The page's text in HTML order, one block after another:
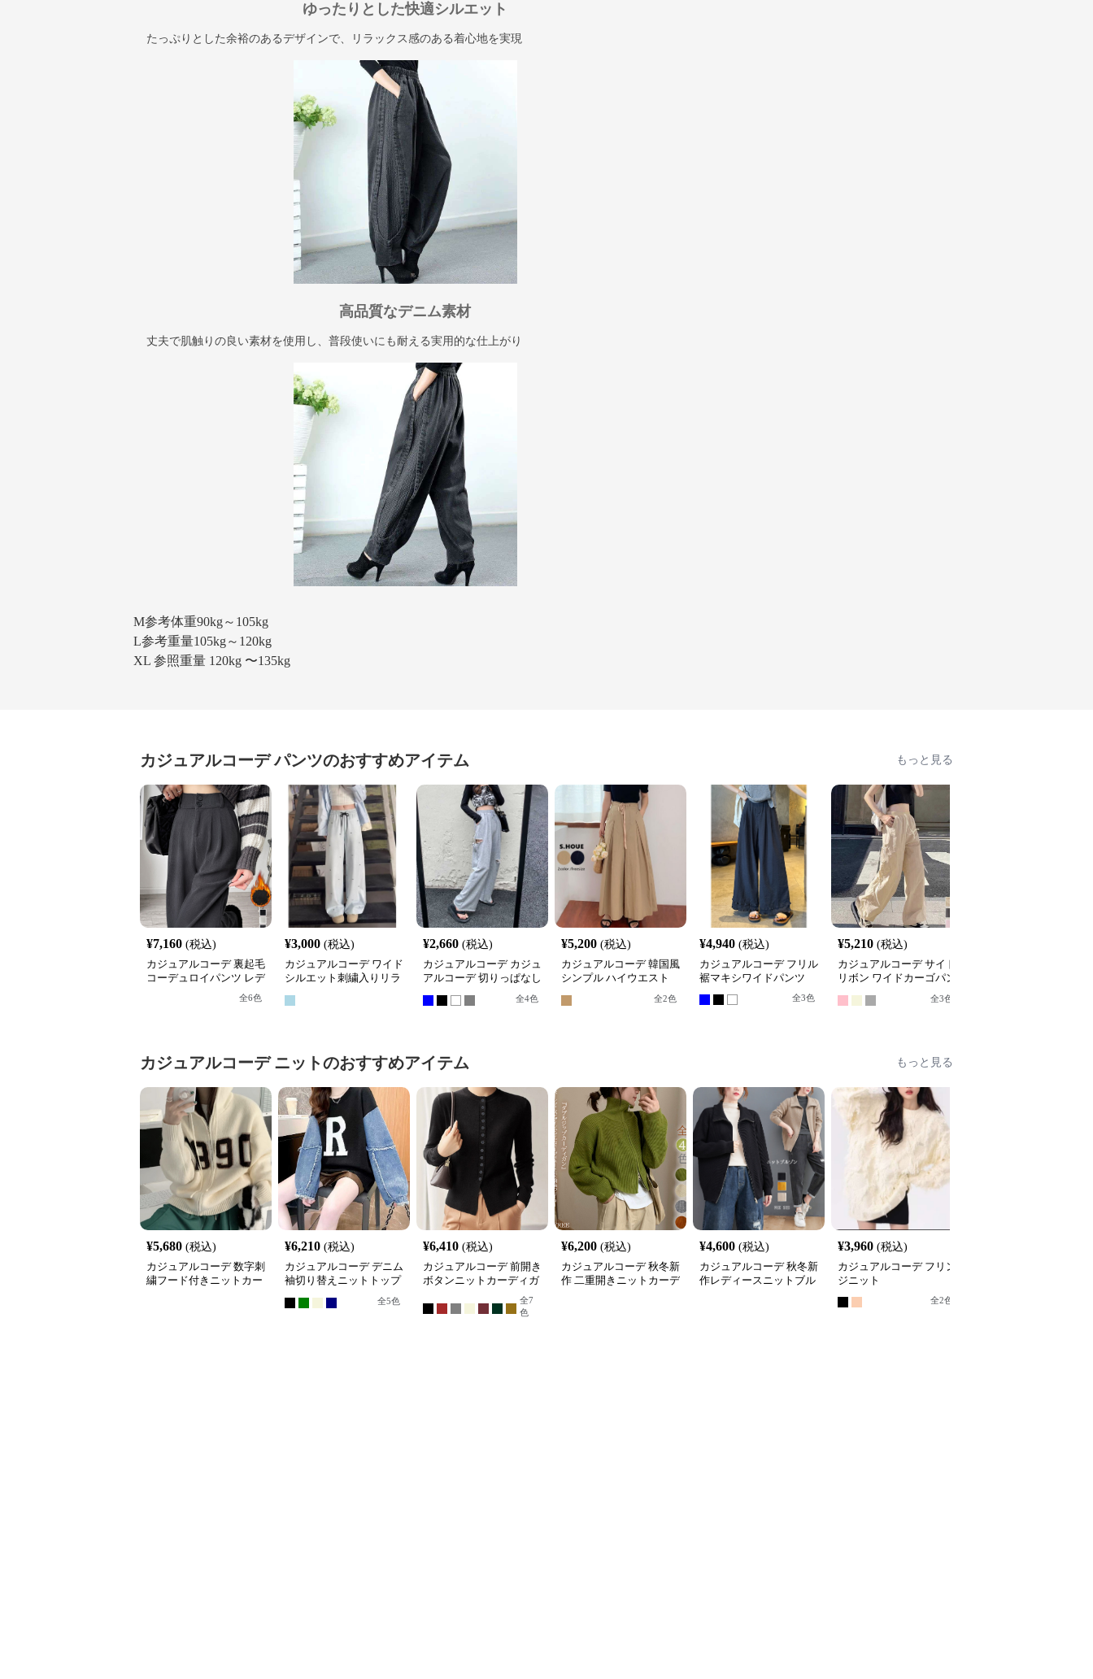
ゆったりとした快適シルエット
たっぷりとした余裕のあるデザインで、リラックス感のある着心地を実現
高品質なデニム素材
丈夫で肌触りの良い素材を使用し、普段使いにも耐える実用的な仕上がり
M参考体重90kg～105kg
L参考重量105kg～120kg
XL 参照重量 120kg 〜135kg
カジュアルコーデ パンツのおすすめアイテム もっと見る
¥7,160 (税込)
カジュアルコーデ 裏起毛
コーデュロイパンツ レデ
全6色
¥3,000 (税込)
カジュアルコーデ ワイド
シルエット刺繍入りリラ
¥2,660 (税込)
カジュアルコーデ カジュ
アルコーデ 切りっぱなし
ワイドスウェットパンツ
全4色
¥5,200 (税込)
カジュアルコーデ 韓国風
シンプル ハイウエスト
全2色
¥4,940 (税込)
カジュアルコーデ フリル
裾マキシワイドパンツ
全3色
¥5,210 (税込)
カジュアルコーデ サイド
リボン ワイドカーゴパン
全3色
カジュアルコーデ ニットのおすすめアイテム もっと見る
¥5,680 (税込)
カジュアルコーデ 数字刺
繍フード付きニットカー
¥6,210 (税込)
カジュアルコーデ デニム
袖切り替えニットトップ
全5色
¥6,410 (税込)
カジュアルコーデ 前開き
ボタンニットカーディガ
全7
色
¥6,200 (税込)
カジュアルコーデ 秋冬新
作 二重開きニットカーデ
¥4,600 (税込)
カジュアルコーデ 秋冬新
作レディースニットブル
¥3,960 (税込)
カジュアルコーデ フリン
ジニット
全2色